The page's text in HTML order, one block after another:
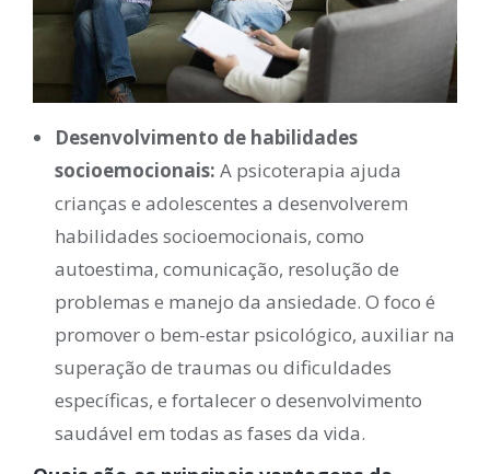
Desenvolvimento de habilidades
socioemocionais: A psicoterapia ajuda
crianças e adolescentes a desenvolverem
habilidades socioemocionais, como
autoestima, comunicação, resolução de
problemas e manejo da ansiedade. O foco é
promover o bem-estar psicológico, auxiliar na
superação de traumas ou dificuldades
específicas, e fortalecer o desenvolvimento
saudável em todas as fases da vida.